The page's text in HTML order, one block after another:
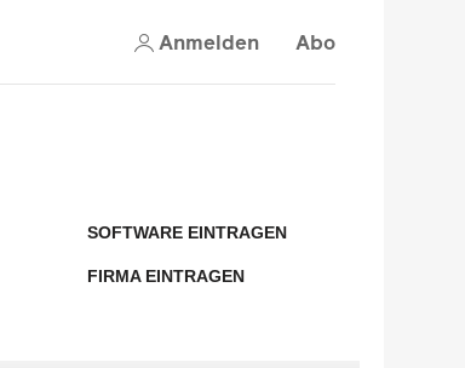
Anmelden Abo
SOFTWARE EINTRAGEN
FIRMA EINTRAGEN